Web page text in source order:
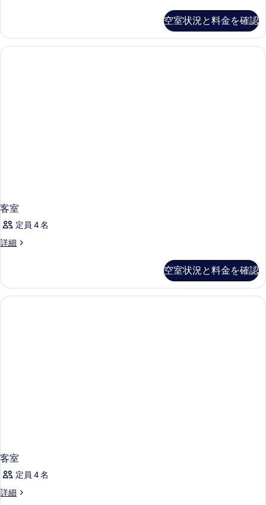
ー
ダ
ブ
空室状況と料金を確認
客室
定員 4 名
詳細
客
細
空室状況と料金を確認
客室
定員 4 名
詳細
客